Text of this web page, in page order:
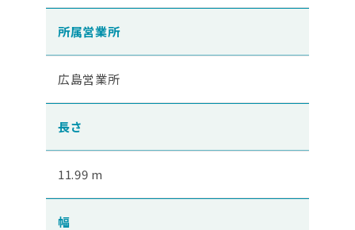
所属営業所
広島営業所
長さ
11.99 m
幅